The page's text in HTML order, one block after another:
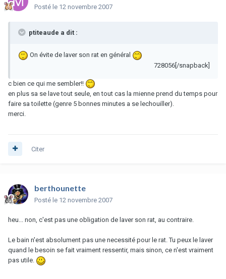
Posté le 12 novembre 2007
ptiteaude a dit :
On évite de laver son rat en général
728056[/snapback]
c bien ce qui me sembler!!
en plus sa se lave tout seule, en tout cas la mienne prend du temps pour
faire sa toilette (genre 5 bonnes minutes a se lechouiller).
merci.
Citer
berthounette
Posté le 12 novembre 2007
heu... non, c'est pas une obligation de laver son rat, au contraire.
Le bain n'est absolument pas une necessité pour le rat. Tu peux le laver
quand le besoin se fait vraiment ressentir, mais sinon, ce n'est vraiment
pas utile.